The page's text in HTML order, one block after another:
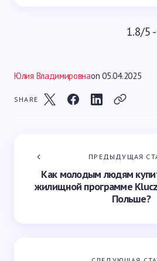
1.8/5
Юлия Владимировнаon 05.04.2025
SHARE
ПРЕДЫДУЩАЯ
Как молодым людям
жилищной программе
Польше?